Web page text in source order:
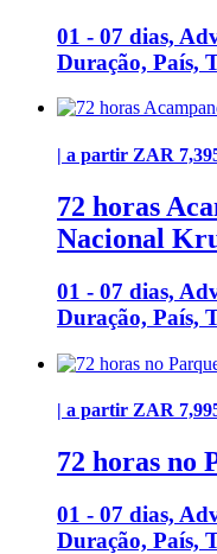
01 - 07 dias,
Duração, País,
| a partir ZAR
72 horas
Nacional
01 - 07 dias,
Duração, País,
| a partir ZAR
72 horas no
01 - 07 dias,
Duração, País,